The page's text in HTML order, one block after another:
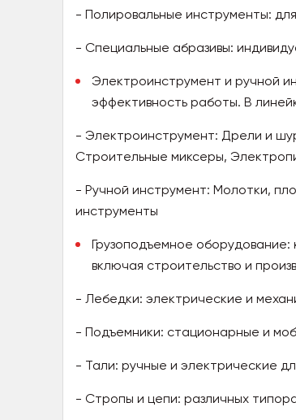
- Полировальные инструменты:
- Специальные абразивы:
Электроинструмент и ручной
эффективность работы. В
- Электроинструмент: Дрели и
Строительные миксеры,
- Ручной инструмент: Молотки,
инструменты
Грузоподъемное
включая строительство и
- Лебедки: электрические и
- Подъемники: стационарные и
- Тали: ручные и электрические
- Стропы и цепи: различных